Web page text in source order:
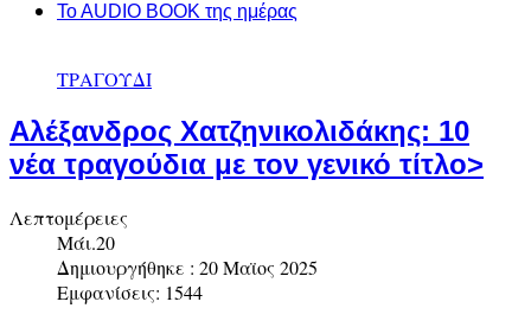
To AUDIO BOOK της ημέρας
ΤΡΑΓΟΥΔΙ
Αλέξανδρος Χατζηνικολιδάκης: 10
νέα τραγούδια με τον γενικό τίτλο>
Λεπτομέρειες
Μάι.20
Δημιουργήθηκε : 20 Μαϊος 2025
Εμφανίσεις: 1544